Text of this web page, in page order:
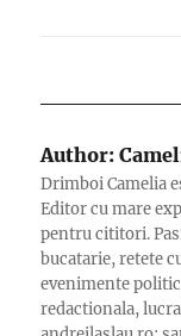
Author:
Drimboi Camelia
Editor cu mare
pentru cititori.
bucatarie, retete
evenimente
redactionala,